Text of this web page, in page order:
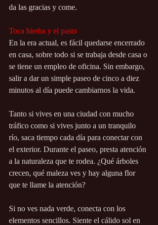
da las gracias y come.
Toca hierba y el pasto
En la era actual, es fácil quedarse encerrado
en casa, sobre todo si se trabaja desde casa o
se tiene un empleo de oficina. Sin embargo,
salir a dar un simple paseo de cinco a diez
minutos al día puede cambiarnos la vida.
Tanto si vives en una ciudad con mucho
tráfico como si vives junto a un tranquilo
río, saca tiempo cada día para conectar con
el exterior. Durante el paseo, presta atención
a la naturaleza que te rodea. ¿Qué árboles
crecen, qué maleza ves y hay alguna flor
que te llame la atención?
Si no ves nada verde, conecta con los
elementos sencillos. Siente el cálido sol en